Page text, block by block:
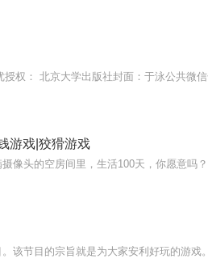
游戏|狡猾游戏
该节目的宗旨就是为大家安利好玩的游戏。